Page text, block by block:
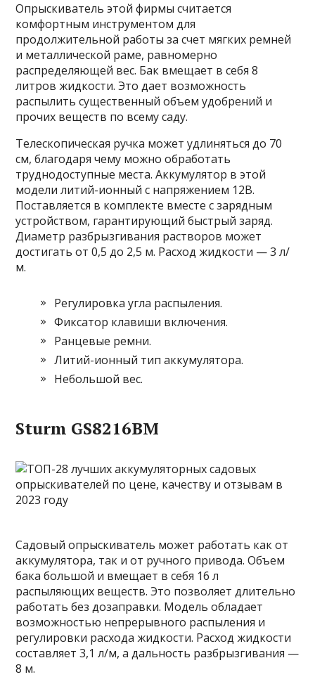
Опрыскиватель этой фирмы считается
комфортным инструментом для
продолжительной работы за счет мягких ремней
и металлической раме, равномерно
распределяющей вес. Бак вмещает в себя 8
литров жидкости. Это дает возможность
распылить существенный объем удобрений и
прочих веществ по всему саду.
Телескопическая ручка может удлиняться до 70
см, благодаря чему можно обработать
труднодоступные места. Аккумулятор в этой
модели литий-ионный с напряжением 12В.
Поставляется в комплекте вместе с зарядным
устройством, гарантирующий быстрый заряд.
Диаметр разбрызгивания растворов может
достигать от 0,5 до 2,5 м. Расход жидкости — 3 л/
м.
Регулировка угла распыления.
Фиксатор клавиши включения.
Ранцевые ремни.
Литий-ионный тип аккумулятора.
Небольшой вес.
Sturm GS8216BM
Садовый опрыскиватель может работать как от
аккумулятора, так и от ручного привода. Объем
бака большой и вмещает в себя 16 л
распыляющих веществ. Это позволяет длительно
работать без дозаправки. Модель обладает
возможностью непрерывного распыления и
регулировки расхода жидкости. Расход жидкости
составляет 3,1 л/м, а дальность разбрызгивания —
8 м.